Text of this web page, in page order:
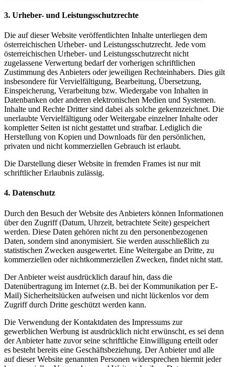
3. Urheber- und Leistungsschutzrechte
Die auf dieser Website veröffentlichten Inhalte unterliegen dem
österreichischen Urheber- und Leistungsschutzrecht. Jede vom
österreichischen Urheber- und Leistungsschutzrecht nicht
zugelassene Verwertung bedarf der vorherigen schriftlichen
Zustimmung des Anbieters oder jeweiligen Rechteinhabers. Dies gilt
insbesondere für Vervielfältigung, Bearbeitung, Übersetzung,
Einspeicherung, Verarbeitung bzw. Wiedergabe von Inhalten in
Datenbanken oder anderen elektronischen Medien und Systemen.
Inhalte und Rechte Dritter sind dabei als solche gekennzeichnet. Die
unerlaubte Vervielfältigung oder Weitergabe einzelner Inhalte oder
kompletter Seiten ist nicht gestattet und strafbar. Lediglich die
Herstellung von Kopien und Downloads für den persönlichen,
privaten und nicht kommerziellen Gebrauch ist erlaubt.
Die Darstellung dieser Website in fremden Frames ist nur mit
schriftlicher Erlaubnis zulässig.
4. Datenschutz
Durch den Besuch der Website des Anbieters können Informationen
über den Zugriff (Datum, Uhrzeit, betrachtete Seite) gespeichert
werden. Diese Daten gehören nicht zu den personenbezogenen
Daten, sondern sind anonymisiert. Sie werden ausschließlich zu
statistischen Zwecken ausgewertet. Eine Weitergabe an Dritte, zu
kommerziellen oder nichtkommerziellen Zwecken, findet nicht statt.
Der Anbieter weist ausdrücklich darauf hin, dass die
Datenübertragung im Internet (z.B. bei der Kommunikation per E-
Mail) Sicherheitslücken aufweisen und nicht lückenlos vor dem
Zugriff durch Dritte geschützt werden kann.
Die Verwendung der Kontaktdaten des Impressums zur
gewerblichen Werbung ist ausdrücklich nicht erwünscht, es sei denn
der Anbieter hatte zuvor seine schriftliche Einwilligung erteilt oder
es besteht bereits eine Geschäftsbeziehung. Der Anbieter und alle
auf dieser Website genannten Personen widersprechen hiermit jeder